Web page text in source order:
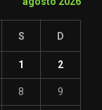
S D
1 2
8 9